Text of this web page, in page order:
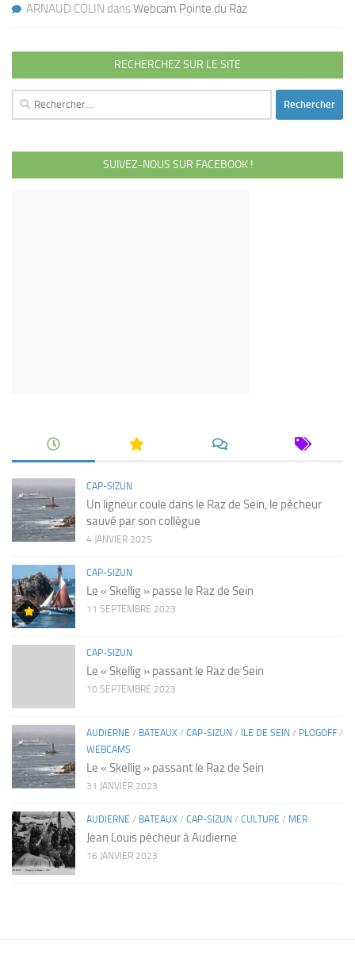
ARNAUD COLIN dans Webcam Pointe du Raz
RECHERCHEZ SUR LE SITE
Rechercher :
SUIVEZ-NOUS SUR FACEBOOK !
CAP-SIZUN
Un ligneur coule dans le Raz de Sein, le pêcheur
sauvé par son collègue
4 JANVIER 2025
CAP-SIZUN
Le « Skellig » passe le Raz de Sein
11 SEPTEMBRE 2023
CAP-SIZUN
Le « Skellig » passant le Raz de Sein
10 SEPTEMBRE 2023
AUDIERNE / BATEAUX / CAP-SIZUN / ILE DE SEIN / PLOGOFF /
WEBCAMS
Le « Skellig » passant le Raz de Sein
31 JANVIER 2023
AUDIERNE / BATEAUX / CAP-SIZUN / CULTURE / MER
Jean Louis pêcheur à Audierne
16 JANVIER 2023